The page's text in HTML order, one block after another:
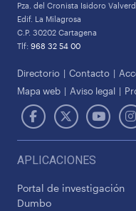
Pza. del Cronista Isidoro
Edif. La Milagrosa
C.P. 30202 Cartagena
Tlf: 968 32 54 00
Directorio Contacto
Mapa web
Aviso legal
APLICACIONES
Portal de investigación
Dumbo